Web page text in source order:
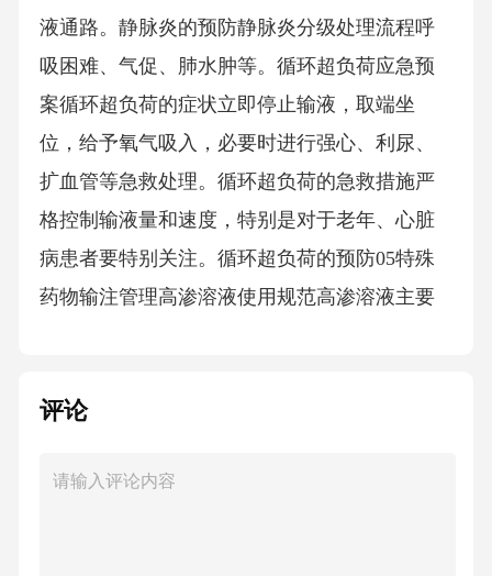
液通路。静脉炎的预防静脉炎分级处理流程呼
吸困难、气促、肺水肿等。循环超负荷应急预
案循环超负荷的症状立即停止输液，取端坐
位，给予氧气吸入，必要时进行强心、利尿、
扩血管等急救处理。循环超负荷的急救措施严
格控制输液量和速度，特别是对于老年、心脏
病患者要特别关注。循环超负荷的预防05特殊
药物输注管理高渗溶液使用规范高渗溶液主要
适应症高渗溶液输注速度过快易导致血浆渗透
状，应严格控制输注速度。高渗溶液与某些药
评论